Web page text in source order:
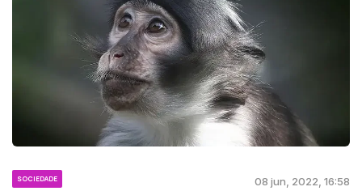
SOCIEDADE 08 jun, 2022, 16:58